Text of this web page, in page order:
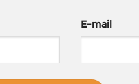
E-mail